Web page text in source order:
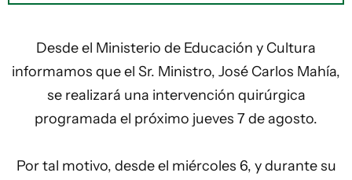
Desde el Ministerio de Educación y Cultura
informamos que el Sr. Ministro, José Carlos Mahía,
se realizará una intervención quirúrgica
programada el próximo jueves 7 de agosto.
Por tal motivo, desde el miércoles 6, y durante su